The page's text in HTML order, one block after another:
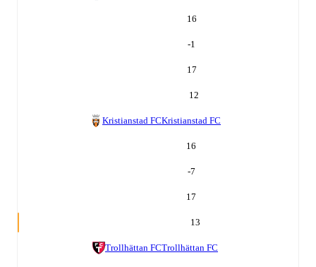
16
-1
17
12
Kristianstad FCKristianstad FC
16
-7
17
13
Trollhättan FCTrollhättan FC